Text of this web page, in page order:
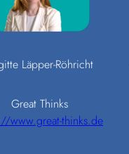
Läpper-Röhricht
Great Thinks
www.great-thinks.de